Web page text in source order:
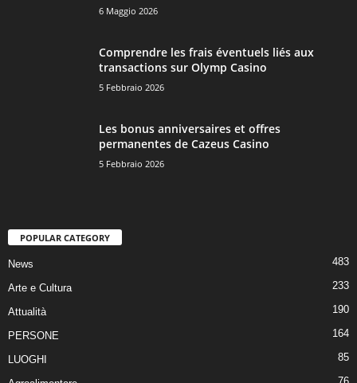
6 Maggio 2026
Comprendre les frais éventuels liés aux
transactions sur Olymp Casino
5 Febbraio 2026
Les bonus anniversaires et offres
permanentes de Cazeus Casino
5 Febbraio 2026
POPULAR CATEGORY
News 483
Arte e Cultura 233
Attualità 190
PERSONE 164
LUOGHI 85